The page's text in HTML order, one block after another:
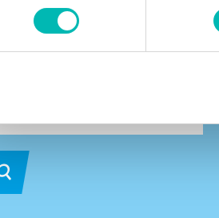
bij jou in de buurt